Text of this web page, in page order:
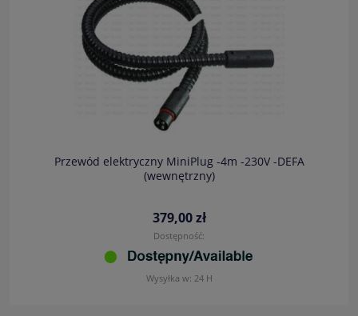
Przewód elektryczny MiniPlug -4m -230V -DEFA
(wewnętrzny)
379,00 zł
Dostępność:
Wysyłka w: 24 H